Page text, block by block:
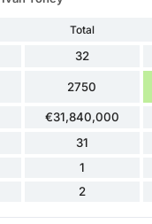
Total
32
2750
€31,840,000
31
1
2